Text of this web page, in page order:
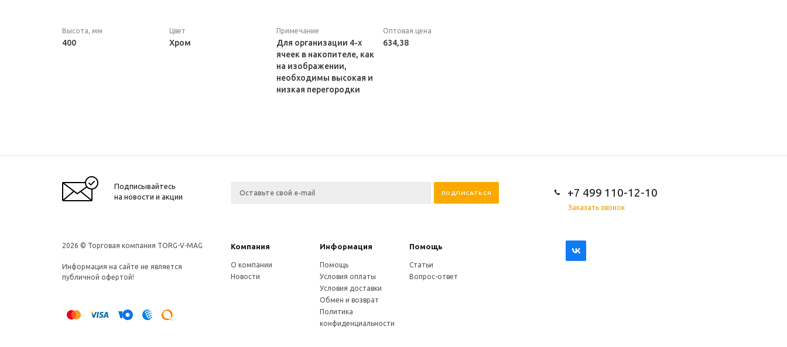
Высота, мм
400
Цвет
Хром
Примечание
Для организации 4-х
ячеек в накопителе, как
на изображении,
необходимы высокая и
низкая перегородки
Оптовая цена
634,38
Подписывайтесь
на новости и акции
+7 499 110-12-10
Заказать звонок
2026 © Торговая компания TORG-V-MAG
Информация на сайте не является
публичной офертой!
Компания Информация Помощь
О компании
Новости
Помощь
Условия оплаты
Условия доставки
Обмен и возврат
Политика
конфиденциальности
Статьи
Вопрос-ответ